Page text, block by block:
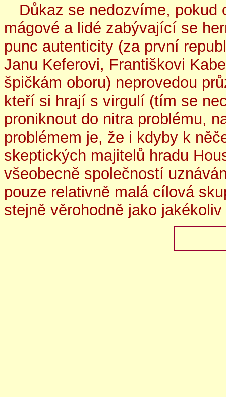
Důkaz se nedozvíme,
mágové a lidé zabývající se
punc autenticity (za první
Janu Keferovi, Františkovi
špičkám oboru) neprovedou
kteří si hrají s virgulí (tím se
proniknout do nitra problému,
problémem je, že i kdyby k
skeptických majitelů hradu
všeobecně společností
pouze relativně malá cílová
stejně věrohodně jako